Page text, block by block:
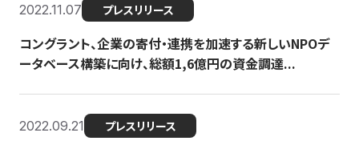
2022.11.07 プレスリリース
コングラント、企業の寄付・連携を加速する新しいNPOデ
ータベース構築に向け、総額1,6億円の資金調達...
2022.09.21 プレスリリース